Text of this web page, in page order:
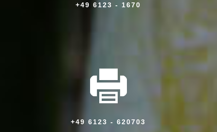
+49 6123 - 1670
+49 6123 - 620703